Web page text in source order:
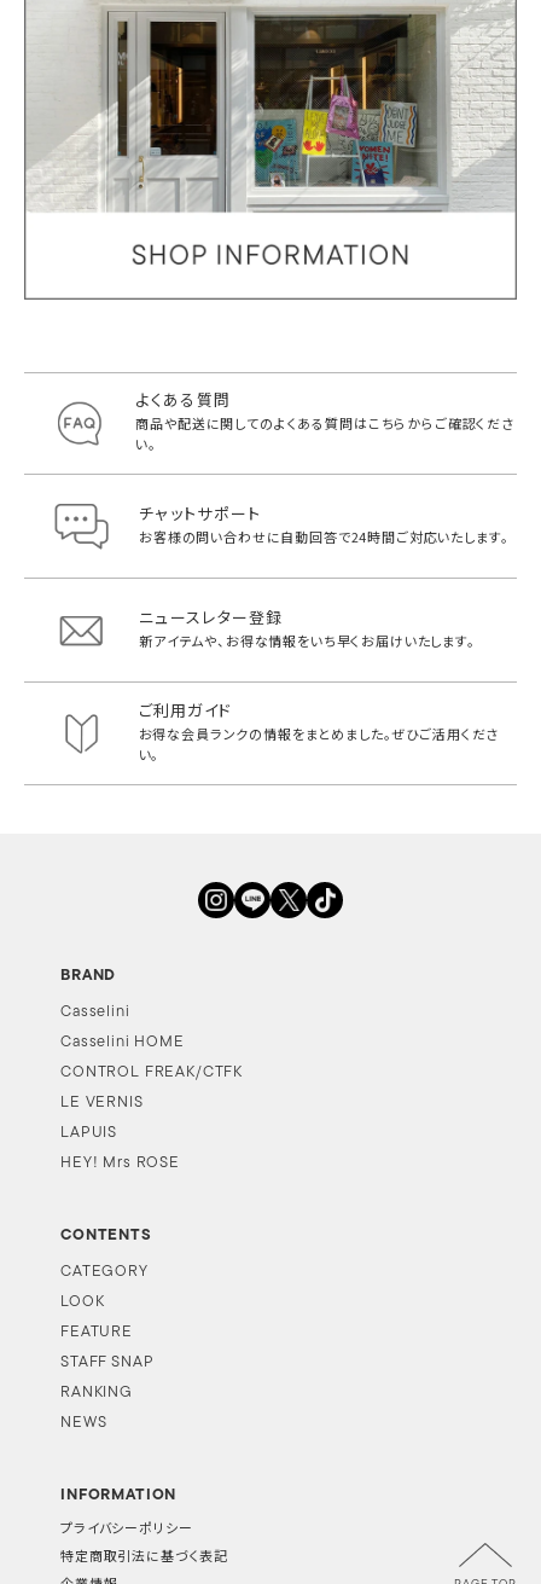
よくある質問
商品や配送に関してのよくある質問はこちらからご確認くださ
い。
チャットサポート
お客様の問い合わせに自動回答で24時間ご対応いたします。
ニュースレター登録
新アイテムや、お得な情報をいち早く お届けいたします。
ご利用ガイド
お得な会員ランクの情報をまとめました。ぜひご活用くださ
い。
BRAND
Casselini
Casselini HOME
CONTROL FREAK/CTFK
LE VERNIS
LAPUIS
HEY! Mrs ROSE
CONTENTS
CATEGORY
LOOK
FEATURE
STAFF SNAP
RANKING
NEWS
INFORMATION
プライバシーポリシー
特定商取引法に基づく表記